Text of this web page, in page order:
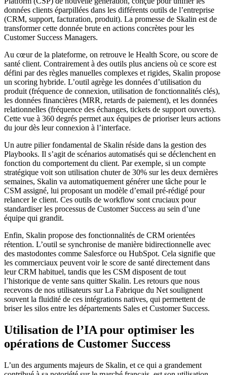
données clients éparpillées dans les différents outils de l’entreprise
(CRM, support, facturation, produit). La promesse de Skalin est de
transformer cette donnée brute en actions concrètes pour les
Customer Success Managers.
Au cœur de la plateforme, on retrouve le Health Score, ou score de
santé client. Contrairement à des outils plus anciens où ce score est
défini par des règles manuelles complexes et rigides, Skalin propose
un scoring hybride. L’outil agrège les données d’utilisation du
produit (fréquence de connexion, utilisation de fonctionnalités clés),
les données financières (MRR, retards de paiement), et les données
relationnelles (fréquence des échanges, tickets de support ouverts).
Cette vue à 360 degrés permet aux équipes de prioriser leurs actions
du jour dès leur connexion à l’interface.
Un autre pilier fondamental de Skalin réside dans la gestion des
Playbooks. Il s’agit de scénarios automatisés qui se déclenchent en
fonction du comportement du client. Par exemple, si un compte
stratégique voit son utilisation chuter de 30% sur les deux dernières
semaines, Skalin va automatiquement générer une tâche pour le
CSM assigné, lui proposant un modèle d’email pré-rédigé pour
relancer le client. Ces outils de workflow sont cruciaux pour
standardiser les processus de Customer Success au sein d’une
équipe qui grandit.
Enfin, Skalin propose des fonctionnalités de CRM orientées
rétention. L’outil se synchronise de manière bidirectionnelle avec
des mastodontes comme Salesforce ou HubSpot. Cela signifie que
les commerciaux peuvent voir le score de santé directement dans
leur CRM habituel, tandis que les CSM disposent de tout
l’historique de vente sans quitter Skalin. Les retours que nous
recevons de nos utilisateurs sur La Fabrique du Net soulignent
souvent la fluidité de ces intégrations natives, qui permettent de
briser les silos entre les départements Sales et Customer Success.
Utilisation de l’IA pour optimiser les
opérations de Customer Success
L’un des arguments majeurs de Skalin, et ce qui a grandement